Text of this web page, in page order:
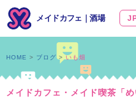
メイドカフェ ｜酒場
メイドカフェ・メイド喫茶「
HOME ブログ いも畑